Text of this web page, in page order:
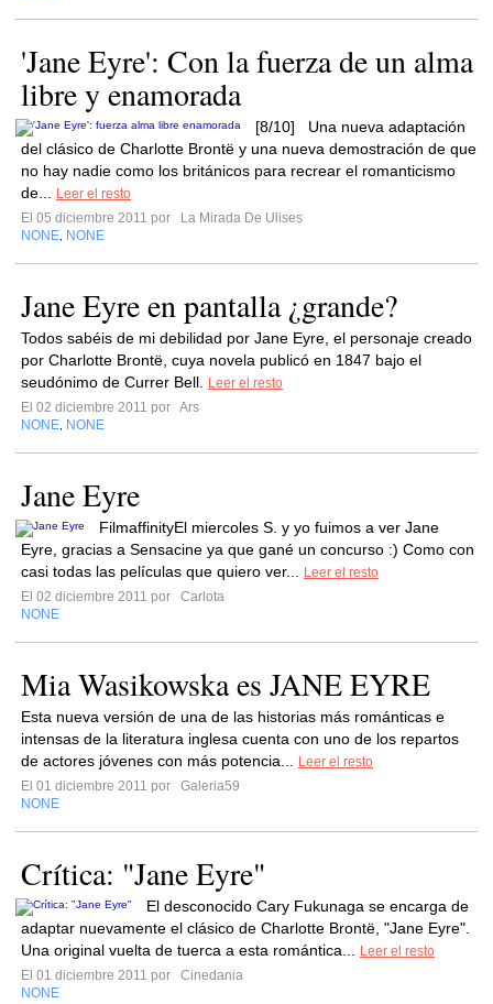
'Jane Eyre': Con la fuerza de un alma
libre y enamorada
[8/10] Una nueva adaptación
del clásico de Charlotte Brontë y una nueva demostración de que
no hay nadie como los británicos para recrear el romanticismo
de...
Leer el resto
El 05 diciembre 2011 por
La Mirada De Ulises
NONE NONE
Jane Eyre en pantalla ¿grande?
Todos sabéis de mi debilidad por Jane Eyre, el personaje creado
por Charlotte Brontë, cuya novela publicó en 1847 bajo el
seudónimo de Currer Bell.
Leer el resto
El 02 diciembre 2011 por Ars
NONE NONE
Jane Eyre
FilmaffinityEl miercoles S. y yo fuimos a ver Jane
Eyre, gracias a Sensacine ya que gané un concurso :) Como con
casi todas las películas que quiero ver...
Leer el resto
El 02 diciembre 2011 por
Carlota
NONE
Mia Wasikowska es JANE EYRE
Esta nueva versión de una de las historias más románticas e
intensas de la literatura inglesa cuenta con uno de los repartos
de actores jóvenes con más potencia...
Leer el resto
El 01 diciembre 2011 por
Galeria59
NONE
Crítica: "Jane Eyre"
El desconocido Cary Fukunaga se encarga de
adaptar nuevamente el clásico de Charlotte Brontë, "Jane Eyre".
Una original vuelta de tuerca a esta romántica...
Leer el resto
El 01 diciembre 2011 por
Cinedania
NONE